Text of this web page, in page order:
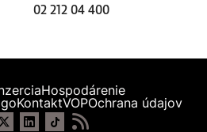
02 212 04 400
Hospodárenie
KontaktVOPOchrana údajov